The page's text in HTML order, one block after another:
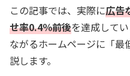
この記事では、実際に広告
せ率0.4％前後を達成して
ながるホームページに「
説します。